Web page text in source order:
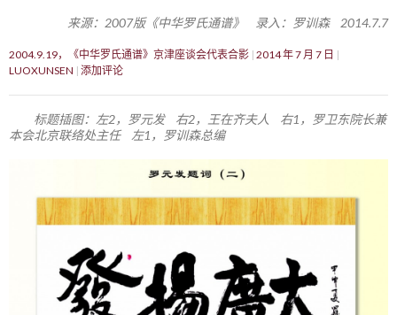
来源：2007版《中华罗氏通谱》 录入：罗训森 2014.7.7
2004.9.19，《中华罗氏通谱》京津座谈会代表合影 2014 年 7 月 7 日
LUOXUNSEN 添加评论
标题插图：左2，罗元发 右2，王在齐夫人 右1，罗卫东院长兼
本会北京联络处主任 左1，罗训森总编